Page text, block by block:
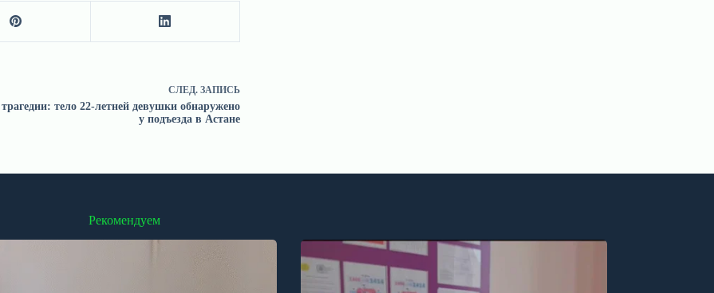
СЛЕД. ЗАПИСЬ
тело 22-летней девушки обнаружено
у подъезда в Астане
Рекомендуем